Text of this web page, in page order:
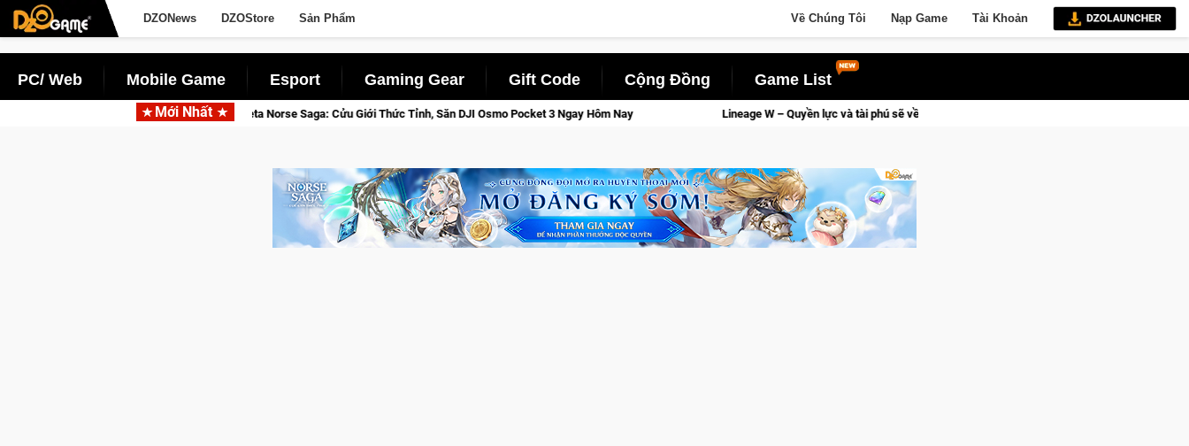
DZONews DZOStore Sản Phẩm Về Chúng Tôi Nạp Game Tài Khoản
PC/ Web Mobile Game Esport Gaming Gear Gift Code Cộng Đồng Game List
Mới Nhất
Gia Nhập Closed Beta Norse Saga: Cửu Giới Thức Tỉnh, Săn DJI Osmo Pocket 3 Ngay Hôm Nay Lineage W – Quyền lực và tài phú sẽ về tay kẻ đoạt được Vương Quyền thành Kent sắp tới!